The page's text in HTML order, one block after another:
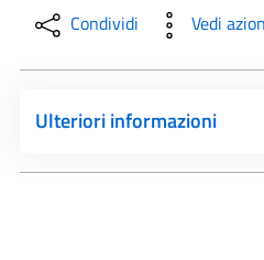
Condividi Vedi
Ulteriori informazioni